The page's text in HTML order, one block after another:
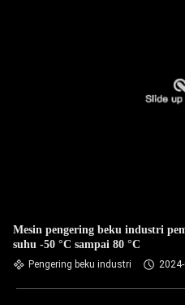
Mesin pengering beku industri
suhu -50 °C sampai 80 °C
Pengering beku industri